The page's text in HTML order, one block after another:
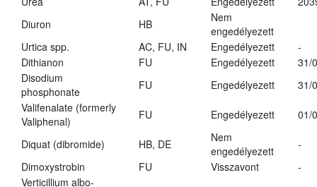
Diuron
HB
Nem
engedélyezett
Urtica spp.
AC, FU, IN Engedélyezett
-
Dithianon
FU Engedélyezett
31/
Disodium
phosphonate
FU Engedélyezett
31/
Valifenalate (formerly
Valiphenal)
FU Engedélyezett 01/
Diquat (dibromide) HB, DE
Nem
engedélyezett
-
Dimoxystrobin
FU Visszavont
-
Verticillium albo-